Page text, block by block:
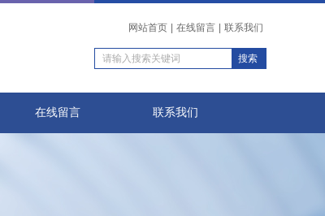
网站首页 在线留言 联系我们
在线留言 联系我们